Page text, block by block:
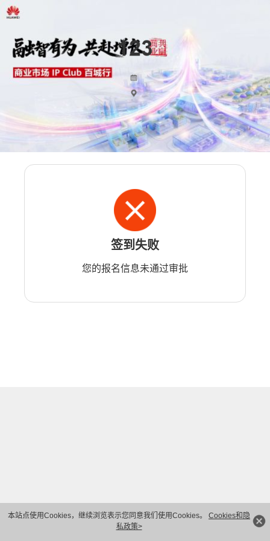
本站点使用Cookies，继续浏览表示您同意我们使用Cookies。 Cookies和隐
私政策>
签到失败
您的报名信息未通过审批